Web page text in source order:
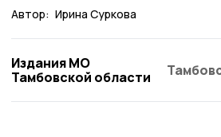
Автор: Ирина Суркова
Издания МО
Тамбовской области